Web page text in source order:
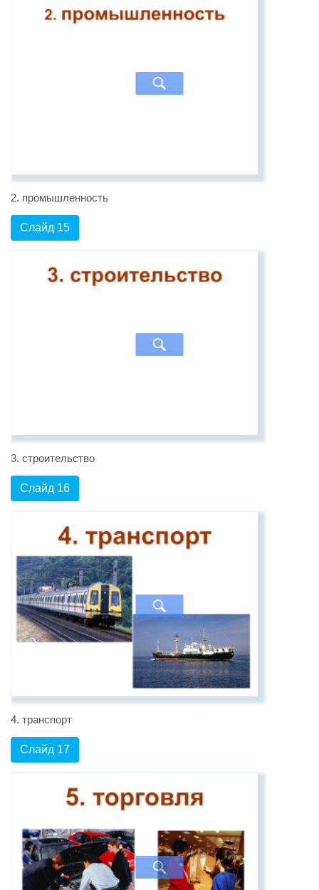
2. промышленность
Слайд 15
3. строительство
Слайд 16
4. транспорт
Слайд 17